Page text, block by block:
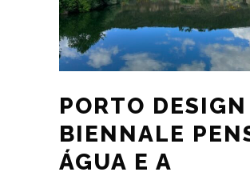
PORTO DESIGN
BIENNALE
ÁGUA E A